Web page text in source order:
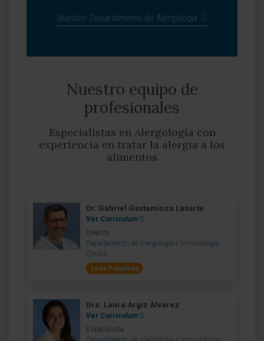
Nuestro Departamento de Alergología
Nuestro equipo de
profesionales
Especialistas en Alergología con
experiencia en tratar la alergia a los
alimentos
Dr. Gabriel Gastaminza Lasarte
Ver Curriculum
Director
Departamento de Alergología e Inmunología
Clínica
Sede Pamplona
Dra. Laura Argiz Álvarez
Ver Curriculum
Especialista